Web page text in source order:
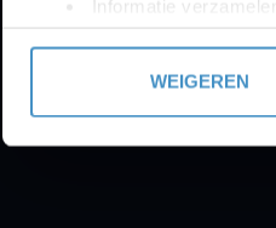
Informatie
Uw apparaat
toestemming op elk
We gebruiken cookies om
websiteverkeer te
WEIGEREN